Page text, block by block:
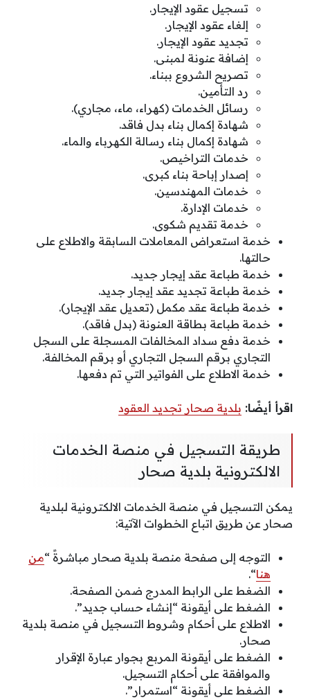
تسجيل عقود الإيجار.
إلغاء عقود الإيجار.
تجديد عقود الإيجار.
إضافة عنونة لمبنى.
تصريح الشروع ببناء.
رد التأمين.
رسائل الخدمات (كهراء، ماء، مجاري).
شهادة إكمال بناء بدل فاقد.
شهادة إكمال بناء رسالة الكهرباء والماء.
خدمات التراخيص.
إصدار إباحة بناء كبرى.
خدمات المهندسين.
خدمات الإدارة.
خدمة تقديم شكوى.
خدمة استعراض المعاملات السابقة والاطلاع على
حالتها.
خدمة طباعة عقد إيجار جديد.
خدمة طباعة تجديد عقد إيجار جديد.
خدمة طباعة عقد مكمل (تعديل عقد الإيجار).
خدمة طباعة بطاقة العنونة (بدل فاقد).
خدمة دفع سداد المخالفات المسجلة على السجل
التجاري برقم السجل التجاري أو برقم المخالفة.
خدمة الاطلاع على الفواتير التي تم دفعها.
اقرأ أيضًا: بلدية صحار تجديد العقود
طريقة التسجيل في منصة الخدمات
الالكترونية بلدية صحار
يمكن التسجيل في منصة الخدمات الالكترونية لبلدية
صحار عن طريق اتباع الخطوات الآتية:
التوجه إلى صفحة منصة بلدية صحار مباشرةً “من
هنا“.
الضغط على الرابط المدرج ضمن الصفحة.
الضغط على أيقونة “إنشاء حساب جديد”.
الاطلاع على أحكام وشروط التسجيل في منصة بلدية
صحار.
الضغط على أيقونة المربع بجوار عبارة الإقرار
والموافقة على أحكام التسجيل.
الضغط على أيقونة “استمرار”.